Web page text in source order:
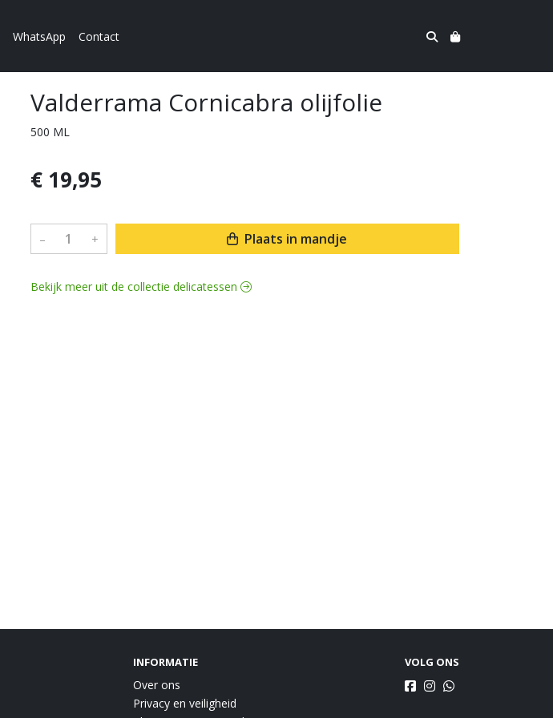
WhatsApp Contact
Valderrama Cornicabra olijfolie
500 ML
€ 19,95
– + Plaats in mandje
Bekijk meer uit de collectie delicatessen
INFORMATIE
Over ons
Privacy en veiligheid
VOLG ONS